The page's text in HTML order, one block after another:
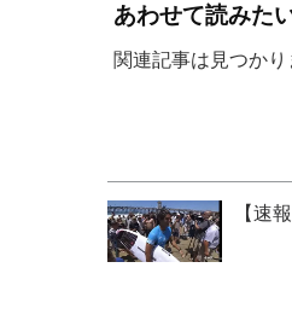
あわせて読みた
関連記事は見つかり
【速